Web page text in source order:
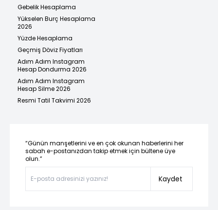
Gebelik Hesaplama
Yükselen Burç Hesaplama
2026
Yüzde Hesaplama
Geçmiş Döviz Fiyatları
Adım Adım Instagram
Hesap Dondurma 2026
Adım Adım Instagram
Hesap Silme 2026
Resmi Tatil Takvimi 2026
“Günün manşetlerini ve en çok okunan haberlerini her
sabah e-postanızdan takip etmek için bültene üye
olun.”
Kaydet